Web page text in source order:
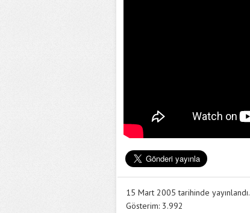
15 Mart 2005 tarihinde yayınlandı.
Gösterim: 3.992